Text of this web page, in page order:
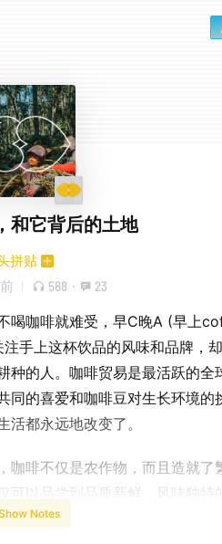
和它背后的土地
拼贴
588 · 23
喝咖啡就难受，早C晚A (早上
手上这杯饮品的风味和品牌，
种的人。咖啡贸易是最活跃的全
同的喜爱和咖啡豆对生长环境的
都永远地改变了。
咖啡不仅是农作物，而且造就了
以品尝到品质新鲜，风味独特
采摘的过程。然而在故事的B面，
Notes